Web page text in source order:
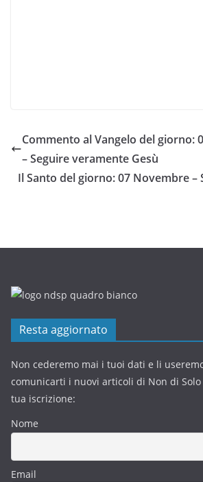
Commento al Vangelo del giorno:
– Seguire veramente Gesù
Il Santo del giorno: 07 Novembre –
Resta aggiornato
Non cederemo mai i tuoi dati e li
comunicarti i nuovi articoli di Non di Solo
tua iscrizione:
Nome
Email